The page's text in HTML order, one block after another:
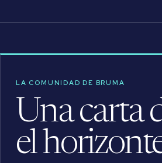
LA COMUNIDAD DE BRUMA
Una carta
el